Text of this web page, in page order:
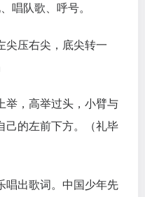
唱队歌、呼号。
尖压右尖，底尖转一
举，高举过头，小臂与
己的左前下方。（礼毕
唱出歌词。中国少年先